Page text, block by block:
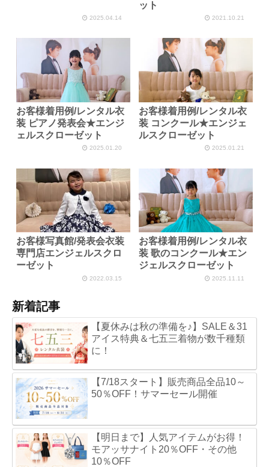
2025.04.14
ット
2021.10.21
お客様着用例/レンタル衣
装 ピアノ発表会★エンジ
ェルスクローゼット
2025.01.20
お客様着用例/レンタル衣
装 コンクール★エンジェ
ルスクローゼット
2025.01.21
お客様写真館/発表会衣装
専門店エンジェルスクロ
ーゼット
2022.03.15
お客様着用例/レンタル衣
装 歌のコンクール★エン
ジェルスクローゼット
2025.11.11
新着記事
【夏休みは秋の準備を♪】SALE＆31
アイス特典＆七五三着物が数千種類
に！
【7/18スタート】販売商品全品10～
50％OFF！サマーセール開催
【明日まで】人気アイテムがお得！
モアッサナイト20％OFF・その他
10％OFF